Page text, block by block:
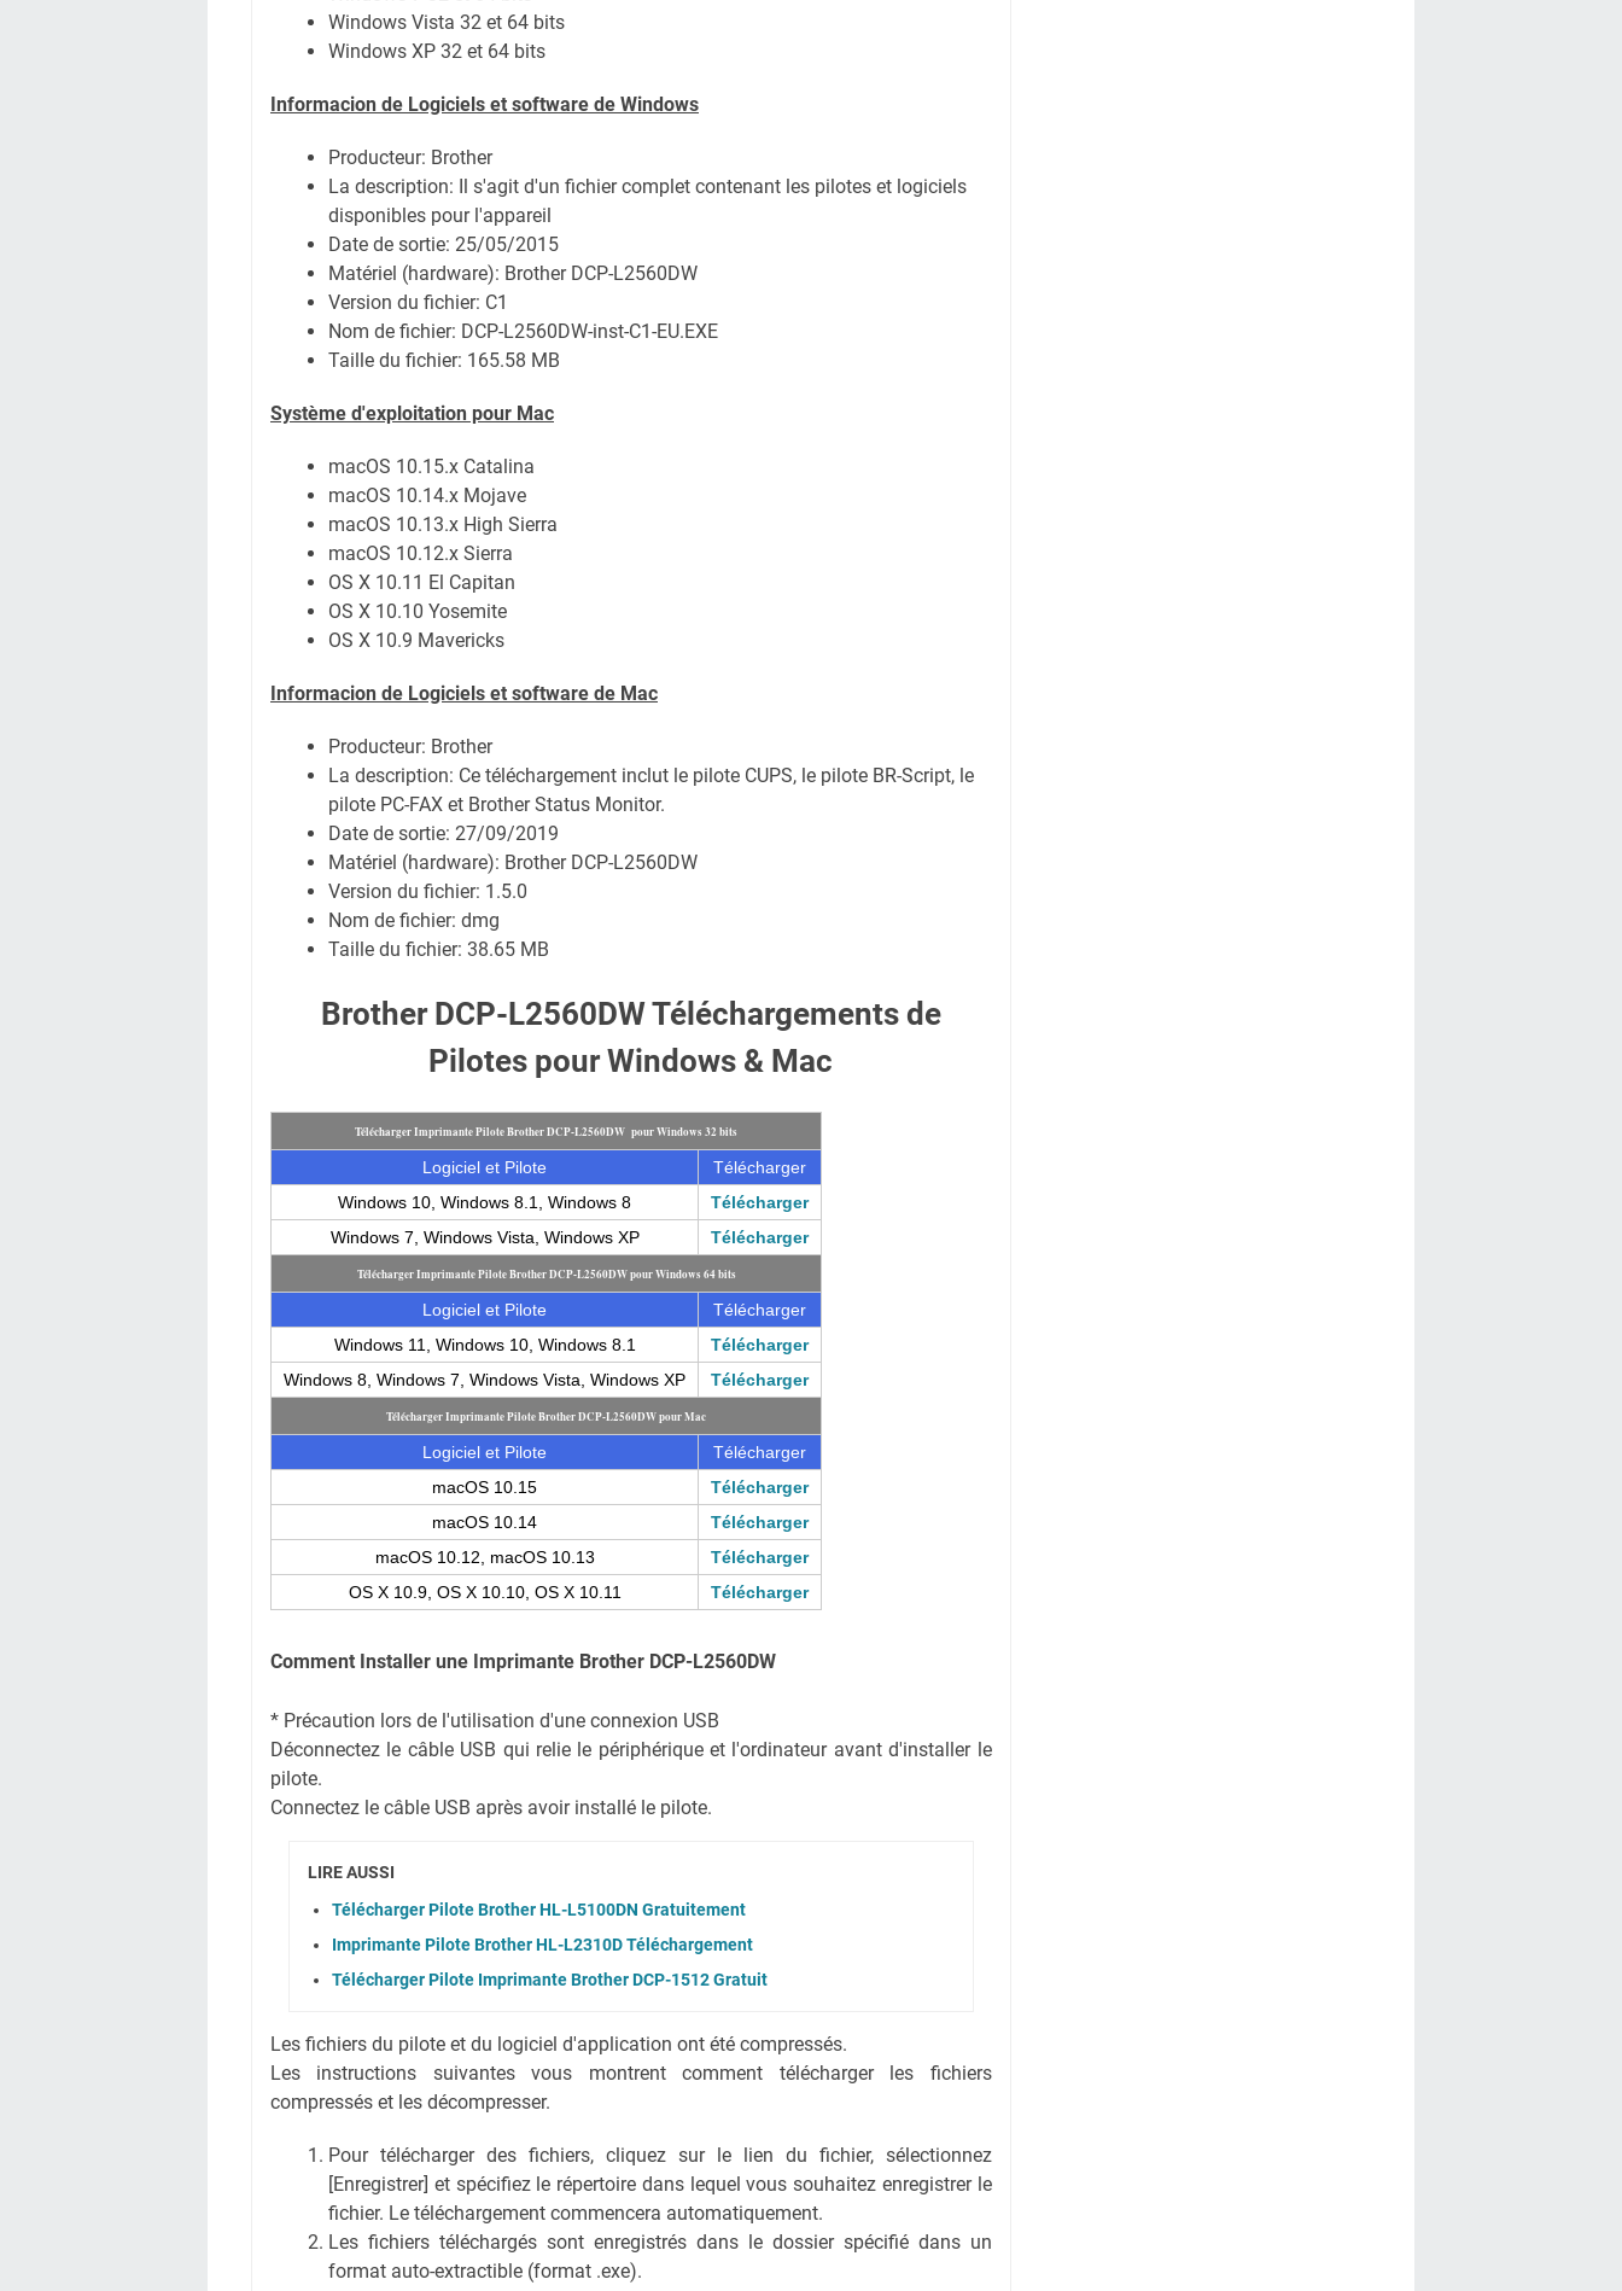
Windows Vista 32 et 64 bits
Windows XP 32 et 64 bits
Informacion de Logiciels et software de Windows
Producteur: Brother
La description: Il s'agit d'un fichier complet contenant les pilotes et logiciels
disponibles pour l'appareil
Date de sortie: 25/05/2015
Matériel (hardware): Brother DCP-L2560DW
Version du fichier: C1
Nom de fichier: DCP-L2560DW-inst-C1-EU.EXE
Taille du fichier: 165.58 MB
Système d'exploitation pour Mac
macOS 10.15.x Catalina
macOS 10.14.x Mojave
macOS 10.13.x High Sierra
macOS 10.12.x Sierra
OS X 10.11 El Capitan
OS X 10.10 Yosemite
OS X 10.9 Mavericks
Informacion de Logiciels et software de Mac
Producteur: Brother
La description: Ce téléchargement inclut le pilote CUPS, le pilote BR-Script, le
pilote PC-FAX et Brother Status Monitor.
Date de sortie: 27/09/2019
Matériel (hardware): Brother DCP-L2560DW
Version du fichier: 1.5.0
Nom de fichier: dmg
Taille du fichier: 38.65 MB
Brother DCP-L2560DW Téléchargements de
Pilotes pour Windows & Mac
Télécharger Imprimante Pilote Brother DCP-L2560DW pour Windows 32 bits
Logiciel et Pilote
Télécharger
Windows 10, Windows 8.1, Windows 8
Télécharger
Windows 7, Windows Vista, Windows XP
Télécharger
Télécharger Imprimante Pilote Brother DCP-L2560DW pour Windows 64 bits
Logiciel et Pilote
Télécharger
Windows 11, Windows 10, Windows 8.1
Télécharger
Windows 8, Windows 7, Windows Vista, Windows XP
Télécharger
Télécharger Imprimante Pilote Brother DCP-L2560DW pour Mac
Logiciel et Pilote
Télécharger
macOS 10.15
Télécharger
macOS 10.14
Télécharger
macOS 10.12, macOS 10.13
Télécharger
OS X 10.9, OS X 10.10, OS X 10.11
Télécharger
Comment Installer une Imprimante Brother DCP-L2560DW
* Précaution lors de l'utilisation d'une connexion USB
Déconnectez le câble USB qui relie le périphérique et l'ordinateur avant d'installer le
pilote.
Connectez le câble USB après avoir installé le pilote.
LIRE AUSSI
Télécharger Pilote Brother HL-L5100DN Gratuitement
Imprimante Pilote Brother HL-L2310D Téléchargement
Télécharger Pilote Imprimante Brother DCP-1512 Gratuit
Les fichiers du pilote et du logiciel d'application ont été compressés.
Les instructions suivantes vous montrent comment télécharger les fichiers
compressés et les décompresser.
Pour télécharger des fichiers, cliquez sur le lien du fichier, sélectionnez
[Enregistrer] et spécifiez le répertoire dans lequel vous souhaitez enregistrer le
fichier. Le téléchargement commencera automatiquement.
Les fichiers téléchargés sont enregistrés dans le dossier spécifié dans un
format auto-extractible (format .exe).